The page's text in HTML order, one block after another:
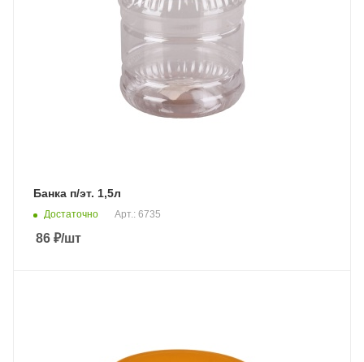
Банка п/эт. 1,5л
Достаточно Арт.: 6735
86 ₽/шт